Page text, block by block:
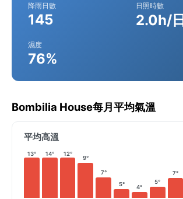
降雨日數
145
日照時數
2.0h/日
濕度
76%
Bombilia House每月平均氣溫
平均高溫
13° 14° 12°
9°
7°
5° 4°
5°
7°